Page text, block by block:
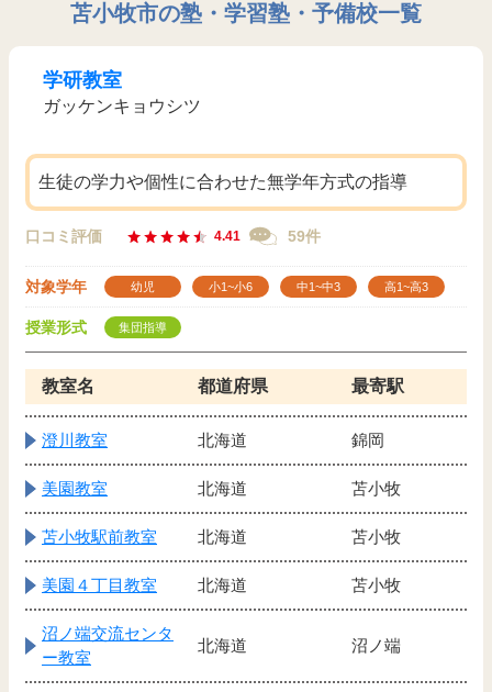
苫小牧市の塾・学習塾・予備校一覧
学研教室
ガッケンキョウシツ
生徒の学力や個性に合わせた無学年方式の指導
口コミ評価 4.41 59件
対象学年 幼児 小1~小6 中1~中3 高1~高3
授業形式 集団指導
教室名 都道府県 最寄駅
澄川教室 北海道 錦岡
美園教室 北海道 苫小牧
苫小牧駅前教室 北海道 苫小牧
美園４丁目教室 北海道 苫小牧
沼ノ端交流センタ
ー教室
北海道 沼ノ端